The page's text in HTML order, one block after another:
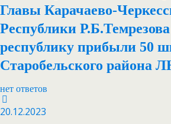
Главы Карачаево-
Республики
республику прибыли 50
Старобельского района
нет ответов
20.12.2023